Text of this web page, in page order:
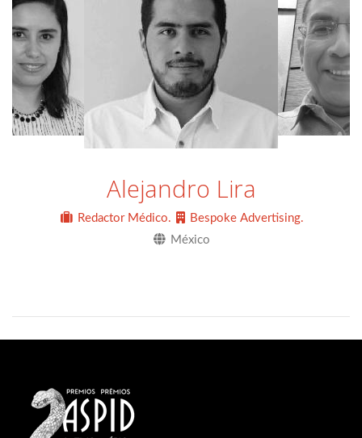
Alejandro Lira
Redactor Médico.
Bespoke Advertising.
México